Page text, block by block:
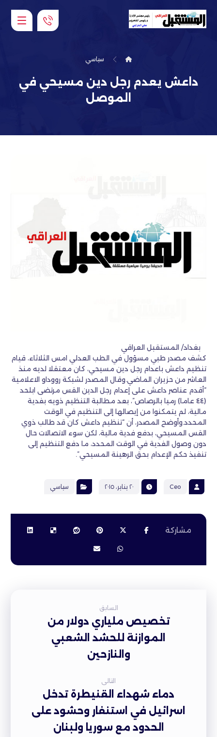
سياسي
داعش يعدم رجل دين مسيحي في
الموصل
بغداد/ المستقبل العراقي
كشف مصدر طبي مسؤول في الطب العدلي امس الثلاثاء، قيام
تنظيم داعش باعدام رجل دين مسيحي، كان معتقلا لديه منذ
العاشر من حزيران الماضي.وقال المصدر لشبكة رووداو الاعلامية
“أقدم عناصر داعش على إعدام رجل الدين القس مرتضى ابلحد
(٤٤ عاما) رميا بالرصاص”، بعد مطالبة التنظيم ذويه بفدية
مالية، لم يتمكنوا من إيصالها إلى التنظيم في الوقت
المحدد.وأوضح المصدر، أن “تنظيم داعش كان قد طالب ذوي
القس المسيحي، بدفع فدية مالية، لكن سوء الاتصالات حال
دون وصول الفدية في الوقت المحدد، ما دفع التنظيم إلى
تنفيذ حكم الإعدام بحق الرهينة المسيحي”.
Ceo ٢٠ يناير، ٢٠١٥ سياسي
السابق
تخصيص ملياري دولار من
الموازنة للحشد الشعبي
والنازحين
التالى
دماء شهداء القنيطرة تدخل
اسرائيل في استنفار وحشود على
الحدود مع سوريا ولبنان